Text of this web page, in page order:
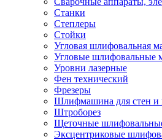
Станки
Степлеры
Стойки
Угловая шлифовальная
Угловые шлифовальные
Уровни лазерные
Фен технический
Фрезеры
Шлифмашина для стен и
Штроборез
Щеточные
Эксцентриковые